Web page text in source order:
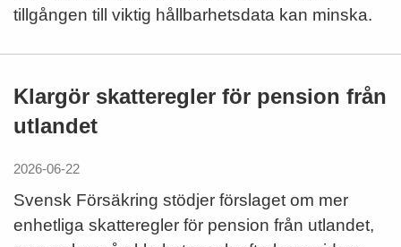
tillgången till viktig hållbarhetsdata kan minska.
Klargör skatteregler för pension från
utlandet
2026-06-22
Svensk Försäkring stödjer förslaget om mer
enhetliga skatteregler för pension från utlandet,